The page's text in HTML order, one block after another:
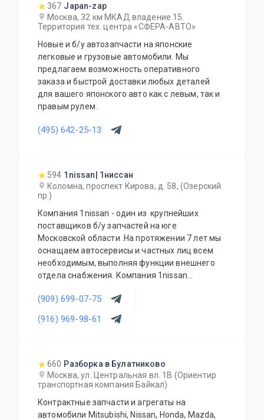
367 Japan-zap
Москва, 32 км МКАД владение 15.
Территория тех. центра «СФЕРА-АВТО»
Новые и б/у автозапчасти на японские
легковые и грузовые автомобили. Мы
предлагаем возможность оперативного
заказа и быстрой доставки любых деталей
для вашего японского авто как с левым, так и
правым рулем.
(495) 642-25-13
594 1nissan| 1ниссан
Коломна, проспект Кирова, д. 58, (Озерский
пр.)
Компания 1nissan - один из крупнейших
поставщиков б/у запчастей на юге
Московской области .На протяжении 7 лет мы
оснащаем автосервисы и частных лиц всем
необходимым, выполняя функции внешнего
отдела снабжения. Компания 1nissan
электрику, двигатели, коробки передач и
(909) 699-07-75
(916) 969-98-61
660 Разборка в Булатниково
Москва, ул. Центральная вл. 1В (Ориентир
транспортная компания Байкал)
Контрактные запчасти и агрегаты на
автомобили Mitsubishi, Nissan, Honda, Mazda,